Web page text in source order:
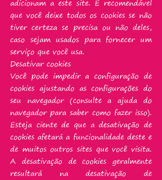
adicionam a este site. É recomendável
que você deixe todos os cookies se não
tiver certeza se precisa ou não deles,
caso sejam usados ​​para fornecer um
serviço que você usa.
Desativar cookies
Você pode impedir a configuração de
cookies ajustando as configurações do
seu navegador (consulte a ajuda do
navegador para saber como fazer isso).
Esteja ciente de que a desativação de
cookies afetará a funcionalidade deste e
de muitos outros sites que você visita.
A desativação de cookies geralmente
resultará na desativação de